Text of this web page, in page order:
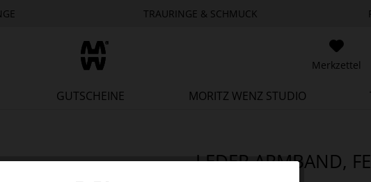
TRAURINGE & SCHMUCK
Merkzettel
GUTSCHEINE MORITZ WENZ STUDIO
LEDER ARMBAND,